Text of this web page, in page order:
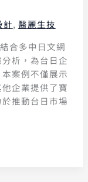
計, 醫麗生技
合多中日文網
析，為台日企
案例不僅展示
企業提供了寶
推動台日市場